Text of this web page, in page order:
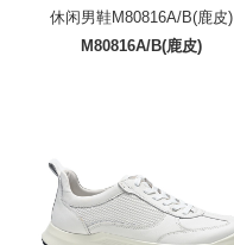
休闲男鞋M80816A/B(鹿皮)
M80816A/B(鹿皮)